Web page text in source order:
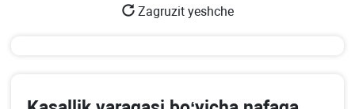
Zagruzit yeshche